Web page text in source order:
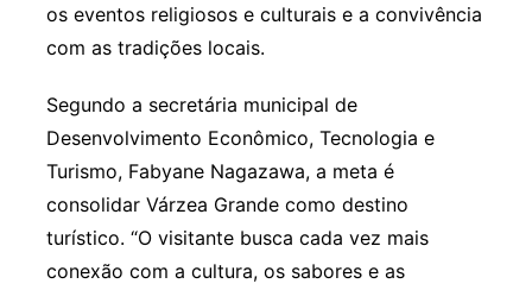
os eventos religiosos e culturais e a convivência
com as tradições locais.
Segundo a secretária municipal de
Desenvolvimento Econômico, Tecnologia e
Turismo, Fabyane Nagazawa, a meta é
consolidar Várzea Grande como destino
turístico. “O visitante busca cada vez mais
conexão com a cultura, os sabores e as